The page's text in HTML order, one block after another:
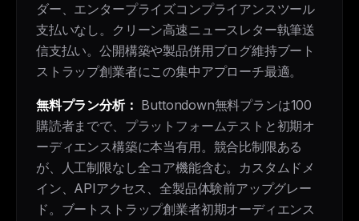
ダー、エンタープライズコンプライアンスツール
支払いなし。クリーン高速ニュースレター執筆送
信支払い。公開構築や製品併用ブログ維持ブート
ストラップ創業者にこの集中アプローチ最適。
無料プラン分析： Buttondown無料プランは100
購読者までで、プラットフォームテストと初期オ
ーディエンス構築に本当有用。競合比制限ある
が、人工制限なし全コア機能含む。カスタムドメ
イン、APIアクセス、全製品体験前アップグレー
ド。ブートストラップ創業者初期オーディエンス